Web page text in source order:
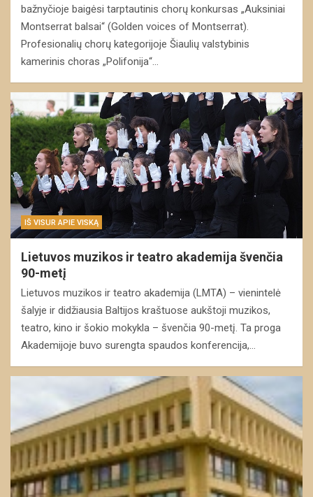
bažnyčioje baigėsi tarptautinis chorų konkursas „Auksiniai
Montserrat balsai“ (Golden voices of Montserrat).
Profesionalių chorų kategorijoje Šiaulių valstybinis
kamerinis choras „Polifonija“…
IŠ VISUR APIE VISKĄ
Lietuvos muzikos ir teatro akademija švenčia
90-metį
Lietuvos muzikos ir teatro akademija (LMTA) – vienintelė
šalyje ir didžiausia Baltijos kraštuose aukštoji muzikos,
teatro, kino ir šokio mokykla – švenčia 90-metį. Ta proga
Akademijoje buvo surengta spaudos konferencija,…